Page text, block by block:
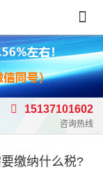
15137101602
咨询热线
缴纳什么税?